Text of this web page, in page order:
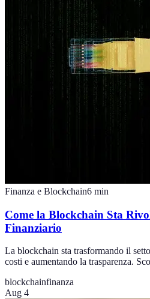
Finanza e Blockchain6 min
Come la Blockchain Sta
Finanziario
La blockchain sta trasformando il
costi e aumentando la trasparenza.
blockchainfinanza
Aug 4